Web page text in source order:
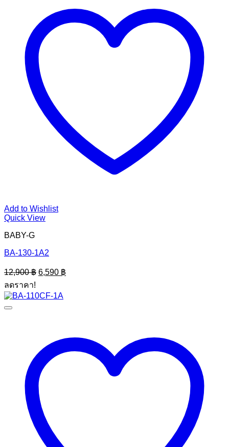
Add to Wishlist
Quick View
BABY-G
BA-130-1A2
12,900฿ Original
price
12,900 ฿.
6,590 ฿
price
ลดราคา!